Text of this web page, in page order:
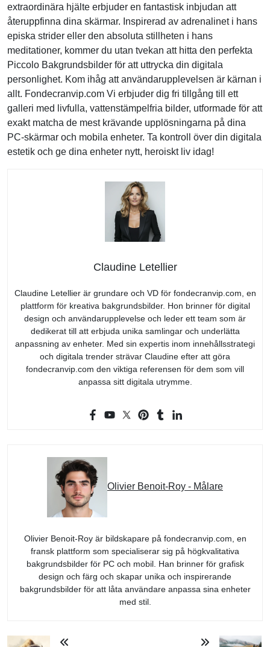
extraordinära hjälte erbjuder en fantastisk inbjudan att
återuppfinna dina skärmar. Inspirerad av adrenalinet i hans
episka strider eller den absoluta stillheten i hans
meditationer, kommer du utan tvekan att hitta den perfekta
Piccolo Bakgrundsbilder för att uttrycka din digitala
personlighet. Kom ihåg att användarupplevelsen är kärnan i
allt. Fondecranvip.com Vi erbjuder dig fri tillgång till ett
galleri med livfulla, vattenstämpelfria bilder, utformade för att
exakt matcha de mest krävande upplösningarna på dina
PC-skärmar och mobila enheter. Ta kontroll över din digitala
estetik och ge dina enheter nytt, heroiskt liv idag!
Claudine Letellier
Claudine Letellier är grundare och VD för fondecranvip.com, en
plattform för kreativa bakgrundsbilder. Hon brinner för digital
design och användarupplevelse och leder ett team som är
dedikerat till att erbjuda unika samlingar och underlätta
anpassning av enheter. Med sin expertis inom innehållsstrategi
och digitala trender strävar Claudine efter att göra
fondecranvip.com den viktiga referensen för dem som vill
anpassa sitt digitala utrymme.
Olivier Benoit-Roy - Målare
Olivier Benoit-Roy är bildskapare på fondecranvip.com, en
fransk plattform som specialiserar sig på högkvalitativa
bakgrundsbilder för PC och mobil. Han brinner för grafisk
design och färg och skapar unika och inspirerande
bakgrundsbilder för att låta användare anpassa sina enheter
med stil.